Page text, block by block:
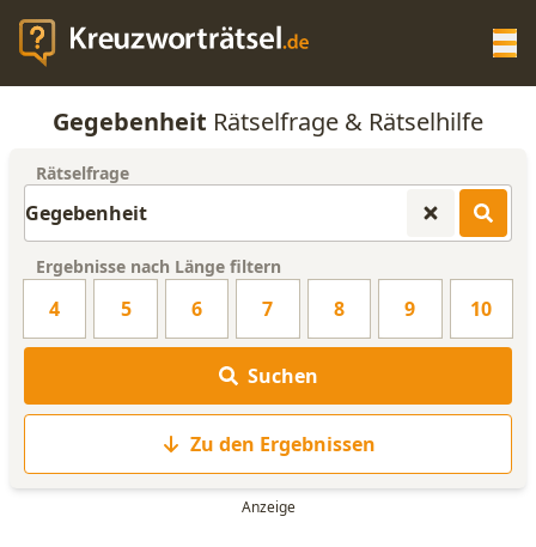
KREUZWORTRÄTSEL-HILFE
WORTLISTE
Gegebenheit Rätselfrage & Rätselhilfe
Rätselfrage
Ergebnisse nach Länge filtern
4 5 6 7 8 9 10
Suchen
Zu den Ergebnissen